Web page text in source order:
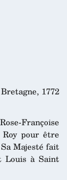
Bretagne, 1772
Françoise
pour être
Majesté fait
Louis à Saint